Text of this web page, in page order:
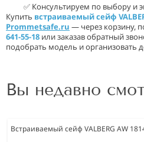
✅ Консультируем по выбору и
Купить встраиваемый сейф
Prommetsafe.ru — через корзину,
641-55-18 или заказав обратный
подобрать модель и организовать
Вы недавно
Встраиваемый сейф VALBERG AW